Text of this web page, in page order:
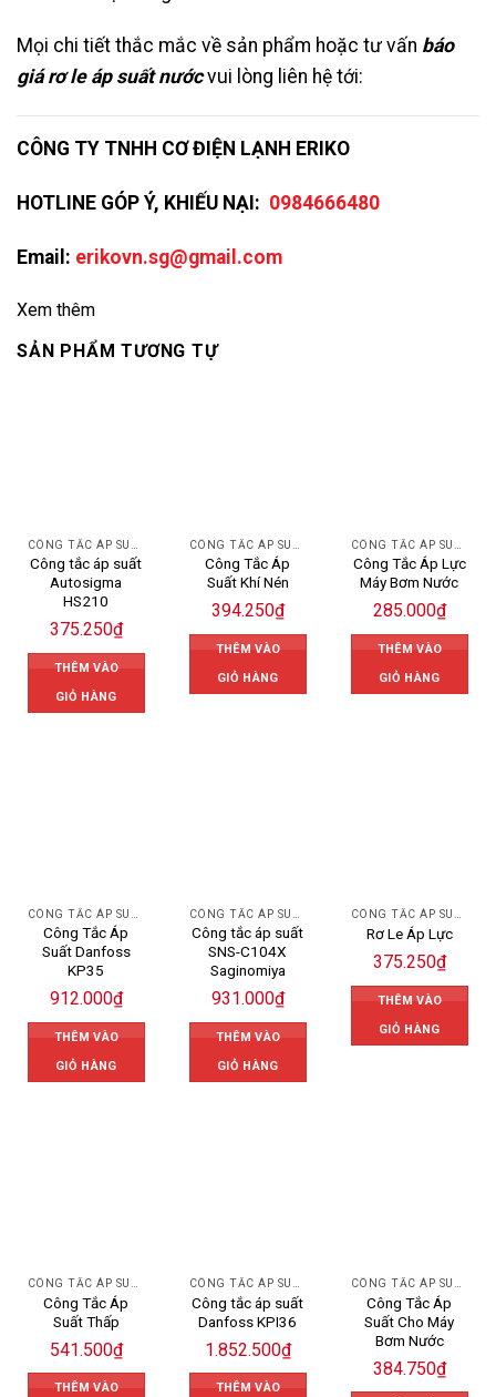
Mọi chi tiết thắc mắc về sản phẩm hoặc tư vấn báo
giá rơ le áp suất nướcvui lòng liên hệ tới:
CÔNG TY TNHH CƠ ĐIỆN LẠNH ERIKO
HOTLINE GÓP Ý, KHIẾU NẠI: 0984666480
Email: erikovn.sg@gmail.com
Xem thêm
SẢN PHẨM TƯƠNG TỰ
Công tắc áp suất
Autosigma
HS210
375.250₫
THÊM VÀO
GIỎ HÀNG
Công Tắc Áp
Suất Khí Nén
394.250₫
THÊM VÀO
GIỎ HÀNG
Công Tắc Áp Lực
Máy Bơm Nước
285.000₫
THÊM VÀO
GIỎ HÀNG
Công Tắc Áp
Suất Danfoss
KP35
912.000₫
THÊM VÀO
GIỎ HÀNG
Công tắc áp suất
SNS-C104X
Saginomiya
931.000₫
THÊM VÀO
GIỎ HÀNG
Rơ Le Áp Lực
375.250₫
THÊM VÀO
GIỎ HÀNG
Công Tắc Áp
Suất Thấp
541.500₫
THÊM VÀO
Công tắc áp suất
Danfoss KPI36
1.852.500₫
THÊM VÀO
Công Tắc Áp
Suất Cho Máy
Bơm Nước
384.750₫